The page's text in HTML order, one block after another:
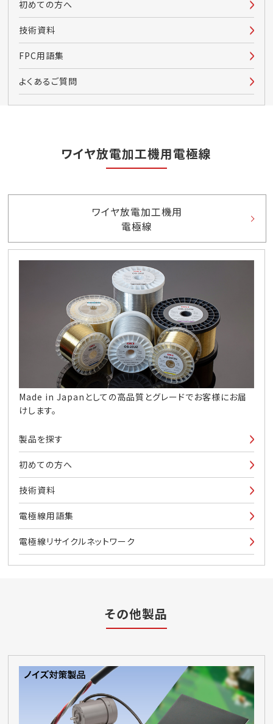
初めての方へ
技術資料
FPC用語集
よくあるご質問
ワイヤ放電加工機用電極線
ワイヤ放電加工機用
電極線
Made in Japanとしての高品質とグレードでお客様にお届
けします。
製品を探す
初めての方へ
技術資料
電極線用語集
電極線リサイクルネットワーク
その他製品